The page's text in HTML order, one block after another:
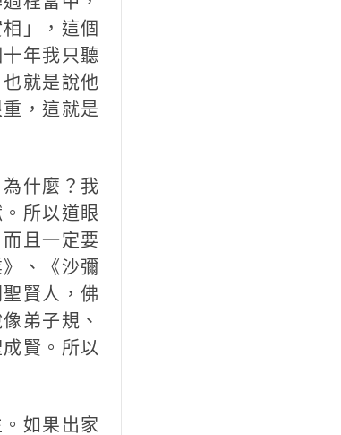
」，這個
年我只聽
就是說他
，這就是
什麼？我
所以道眼
且一定要
、《沙彌
賢人，佛
弟子規、
賢。所以
如果出家